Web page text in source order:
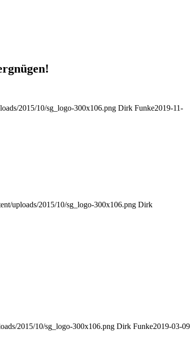
2015/10/sg_logo-300x106.png Dirk Funke2019-11-
uploads/2015/10/sg_logo-300x106.png Dirk
2015/10/sg_logo-300x106.png Dirk Funke2019-03-09